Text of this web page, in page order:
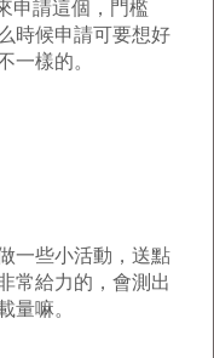
申請這個，門檻
時候申請可要想好
一樣的。
一些小活動，送點
常給力的，會測出
量嘛。